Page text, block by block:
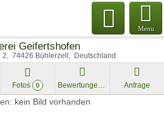
Menu
Geifertshofen
2 74426 Bühlerzell Deutschland
Fotos 0 Bewertungen Anfrage